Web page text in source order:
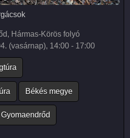
Hármas-Körös folyó
(vasárnap), 14:00 - 17:00
Békés megye
Gyomaendrőd